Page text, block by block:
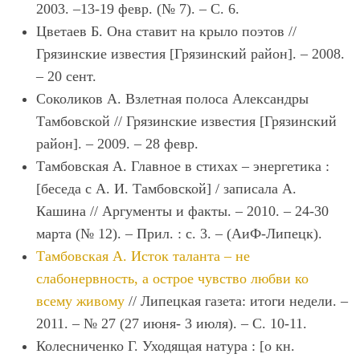
2003. –13-19 февр. (№ 7). – С. 6.
Цветаев Б. Она ставит на крыло поэтов //
Грязинские известия [Грязинский район]. – 2008.
– 20 сент.
Соколиков А. Взлетная полоса Александры
Тамбовской // Грязинские известия [Грязинский
район]. – 2009. – 28 февр.
Тамбовская А. Главное в стихах – энергетика :
[беседа с А. И. Тамбовской] / записала А.
Кашина // Аргументы и факты. – 2010. – 24-30
марта (№ 12). – Прил. : с. 3. – (АиФ-Липецк).
Тамбовская А. Исток таланта – не
слабонервность, а острое чувство любви ко
всему живому // Липецкая газета: итоги недели. –
2011. – № 27 (27 июня- 3 июля). – С. 10-11.
Колесниченко Г. Уходящая натура : [о кн.